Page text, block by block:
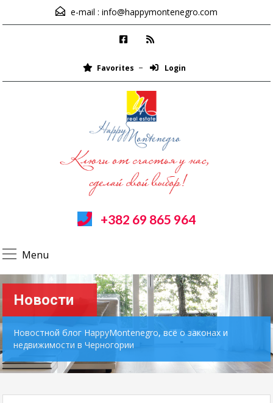
e-mail : info@happymontenegro.com
Favorites Login
+382 69 865 964
Menu
Новости
Новостной блог HappyMontenegro, всё о законах и
недвижимости в Черногории